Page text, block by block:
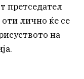
претседател
лично ќе се
на